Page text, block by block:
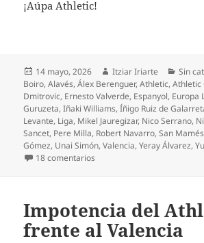
¡Aúpa Athletic!
Publicado
el
14 mayo, 2026 Autor
Itziar Iriarte Sin
Boiro,Alavés,Álex Berenguer,Athletic,Athletic
Dmitrovic, Ernesto Valverde, Espanyol, Europa
Guruzeta,Iñaki Williams,Íñigo Ruiz de
Levante, Liga, Mikel Jauregizar, Nico Serrano,
Sancet, Pere Milla, Robert Navarro,San Mamés
Gómez, Unai Simón,Valencia,Yeray Álvarez,
18 comentarios
Impotencia del
frente al Valencia